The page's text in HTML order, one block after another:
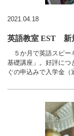
2021.04.18
英語教室 EST 新
５か月で英語スピー
基礎講座」。好評につ
ぐの申込みで入学金